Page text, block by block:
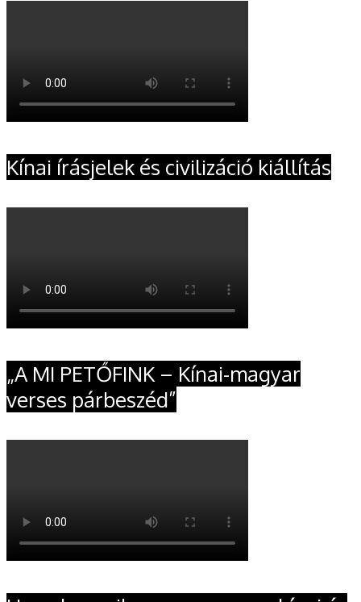
Kínai írásjelek és civilizáció kiállítás
„A MI PETŐFINK – Kínai-magyar
verses párbeszéd”